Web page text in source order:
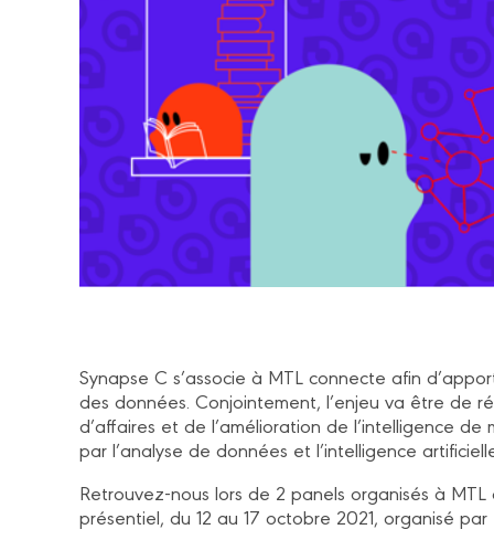
Synapse C s’associe à MTL connecte afin
des données. Conjointement, l’enjeu va être de
d’affaires et de l’amélioration de l’intelligence
par l’analyse de données et l’intelligence
Retrouvez-nous lors de 2 panels organisés à
présentiel, du 12 au 17 octobre 2021, organisé